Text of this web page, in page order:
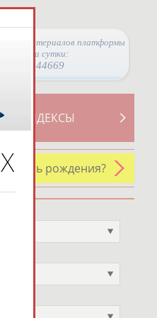
материалов платформы
за сутки:
44669
ИНДЕКСЫ
день рождения?